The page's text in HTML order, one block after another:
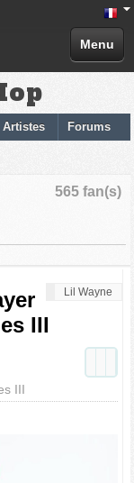
Menu
Artistes Forums
565 fan(s)
Lil Wayne
III
III